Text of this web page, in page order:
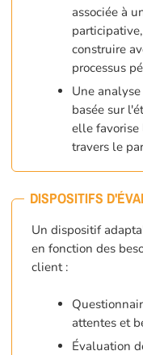
associée à
construire
processus
Une
basée sur
elle favorise
travers le
DISPOSITIFS
Un dispositif
en fonction des
client :
attentes et
Évaluation